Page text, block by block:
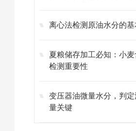
离心法检测原油水分的基
夏粮储存加工必知：小
检测重要性
变压器油微量水分，判
量关键